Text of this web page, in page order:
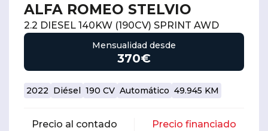
ALFA ROMEO STELVIO
2.2 DIESEL 140KW (190CV) SPRINT AWD
Mensualidad desde
370€
2022 Diésel 190 CV Automático 49.945 KM
Precio al contado Precio financiado